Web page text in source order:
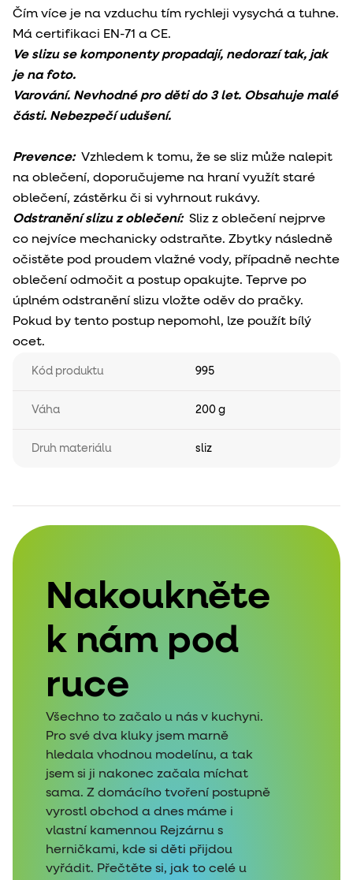
Čím více je na vzduchu tím rychleji vysychá a tuhne.
Má certifikaci EN-71 a CE.
Ve slizu se komponenty propadají, nedorazí tak, jak
je na foto.
Varování. Nevhodné pro děti do 3 let. Obsahuje malé
části. Nebezpečí udušení.
Prevence:Vzhledem k tomu, že se sliz může nalepit
na oblečení, doporučujeme na hraní využít staré
oblečení, zástěrku či si vyhrnout rukávy.
Odstranění slizu z oblečení: Sliz z oblečení nejprve
co nejvíce mechanicky odstraňte. Zbytky následně
očistěte pod proudem vlažné vody, případně nechte
oblečení odmočit a postup opakujte. Teprve po
úplném odstranění slizu vložte oděv do pračky.
Pokud by tento postup nepomohl, lze použít bílý
ocet.
Kód produktu 995
Váha 200 g
Druh materiálu sliz
Nakoukněte
k nám pod
ruce
Všechno to začalo u nás v kuchyni.
Pro své dva kluky jsem marně
hledala vhodnou modelínu, a tak
jsem si ji nakonec začala míchat
sama. Z domácího tvoření postupně
vyrostl obchod a dnes máme i
vlastní kamennou Rejzárnu s
herničkami, kde si děti přijdou
vyřádit. Přečtěte si, jak to celé u